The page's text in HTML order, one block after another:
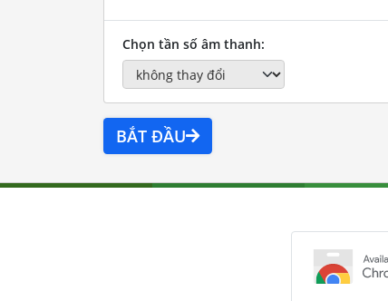
Chọn tần số âm thanh:
BẮT ĐẦU